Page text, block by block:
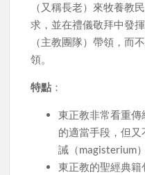
（又稱長老）來牧養教
求，並在禮儀敬拜中發
（主教團隊）帶領，而
領。
特點 ：
東正教非常看重
的適當手段，但又
誡（magisterium）
東正教的聖經典